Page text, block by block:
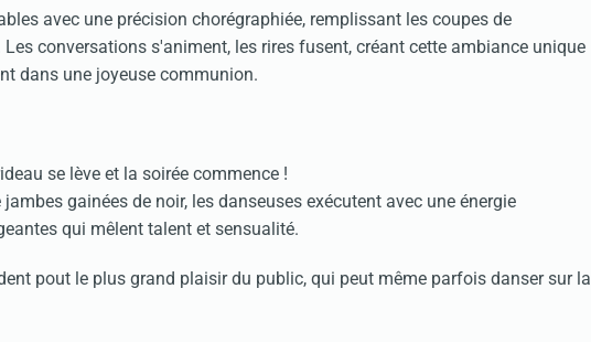
avec une précision chorégraphiée, remplissant les coupes de
conversations s'animent, les rires fusent, créant cette ambiance unique
dans une joyeuse communion.
se lève et la soirée commence !
gainées de noir, les danseuses exécutent avec une énergie
qui mêlent talent et sensualité.
pout le plus grand plaisir du public, qui peut même parfois danser sur la